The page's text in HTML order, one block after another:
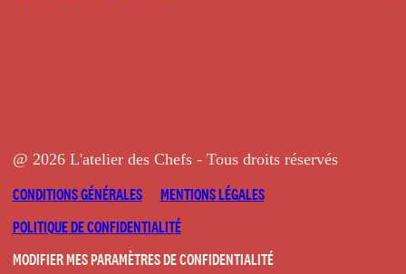
@ 2026 L'atelier des Chefs - Tous droits réservés
CONDITIONS GÉNÉRALES
MENTIONS LÉGALES
POLITIQUE DE CONFIDENTIALITÉ
MODIFIER MES PARAMÈTRES DE CONFIDENTIALITÉ